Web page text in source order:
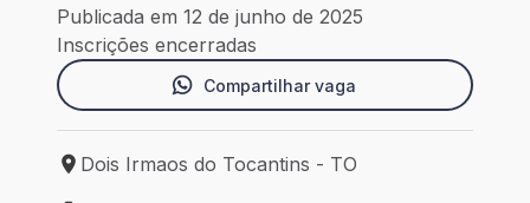
Publicada em 12 de junho de 2025
Inscrições encerradas
Compartilhar vaga
Local de trabalho: Dois Irmaos do Tocantins - TO
Dois Irmaos do Tocantins - TO